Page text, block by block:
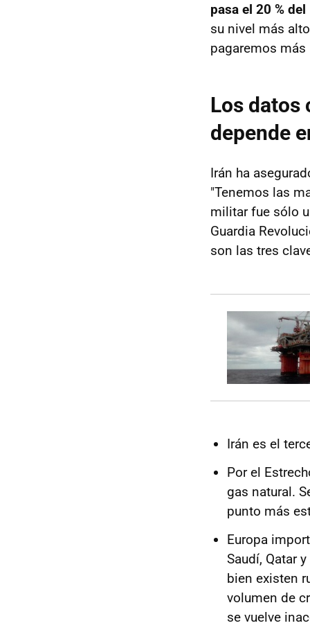
pasa el 20 %
su nivel más
pagaremos
Los datos
depende
Irán ha
"Tenemos las
militar fue sólo
Guardia
son las tres
Irán es el
Por el
gas natural.
punto más
Europa
Saudí, Qatar
bien existen
volumen de
se vuelve